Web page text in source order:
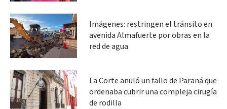
Imágenes: restringen el tránsito en
avenida Almafuerte por obras en la
red de agua
La Corte anuló un fallo de Paraná que
ordenaba cubrir una compleja cirugía
de rodilla